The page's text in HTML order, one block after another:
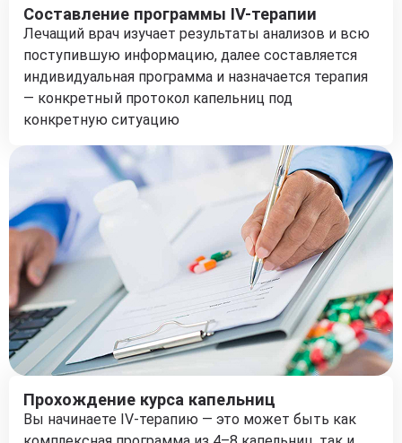
Составление программы IV-терапии
Лечащий врач изучает результаты анализов и всю
поступившую информацию, далее составляется
индивидуальная программа и назначается терапия
— конкретный протокол капельниц под
конкретную ситуацию
Прохождение курса капельниц
Вы начинаете IV-терапию — это может быть как